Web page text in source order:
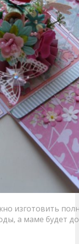
изготовить
а маме будет